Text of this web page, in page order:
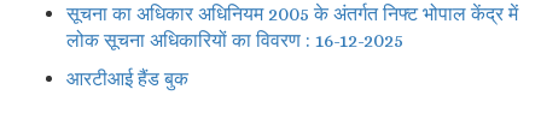
सूचना का अधिकार अधिनियम 2005 के अंतर्गत निफ्ट भोपाल केंद्र में
लोक सूचना अधिकारियों का विवरण : 16-12-2025
आरटीआई हैंड बुक